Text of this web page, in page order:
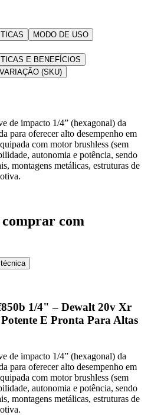
MODO DE USO
E BENEFÍCIOS
(SKU)
de impacto 1/4” (hexagonal) da
para oferecer alto desempenho em
com motor brushless (sem
autonomia e potência, sendo
montagens metálicas, estruturas de
com
1/4" – Dewalt 20v Xr
E Pronta Para Altas
de impacto 1/4” (hexagonal) da
para oferecer alto desempenho em
com motor brushless (sem
autonomia e potência, sendo
montagens metálicas, estruturas de